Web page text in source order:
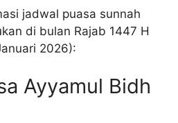
jadwal puasa sunnah
di bulan Rajab 1447 H
2026):
Ayyamul Bidh